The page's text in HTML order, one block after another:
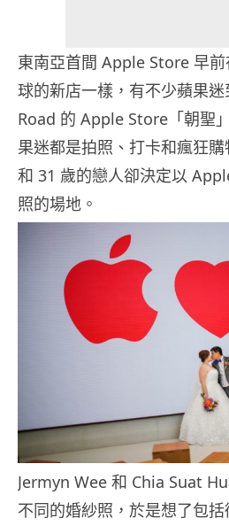
東南亞首間 Apple Store 早
球的新店一樣，有不少蘋果
Road 的 Apple Store「朝聖
果迷都是拍照、打卡和瘋狂
和 31 歲的戀人卻決定以
照的場地。
Jermyn Wee 和 Chia Suat
不同的婚紗照，於是想了包